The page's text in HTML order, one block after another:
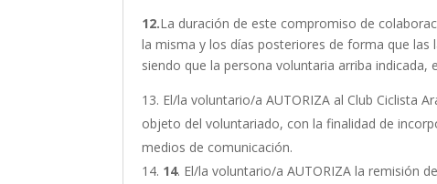
12.La duración de este compromiso de
la misma y los días posteriores de forma que
siendo que la persona voluntaria arriba
El/la voluntario/a AUTORIZA al Club Ciclista
objeto del voluntariado, con la finalidad de
medios de comunicación.
14. El/la voluntario/a AUTORIZA la remisión